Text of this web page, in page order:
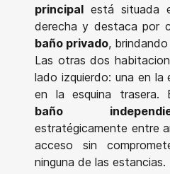
principal está situada
derecha y destaca por
baño privado,
Las otras dos
lado izquierdo: una en
en la esquina trasera.
baño
estratégicamente entre
acceso sin
ninguna de las estancias.